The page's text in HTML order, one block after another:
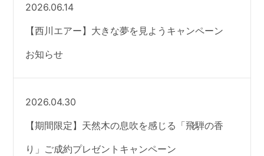
2026.06.14
【西川エアー】大きな夢を見ようキャンペーン
お知らせ
2026.04.30
【期間限定】天然木の息吹を感じる「飛騨の香
り」ご成約プレゼントキャンペーン